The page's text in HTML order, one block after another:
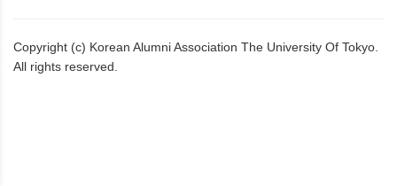
Copyright (c) Korean Alumni Association The University Of Tokyo.
All rights reserved.